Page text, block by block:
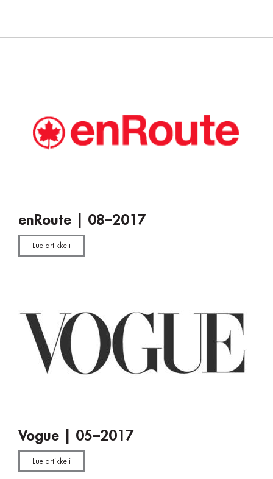
enRoute | 08–2017
Lue artikkeli
Vogue | 05–2017
Lue artikkeli